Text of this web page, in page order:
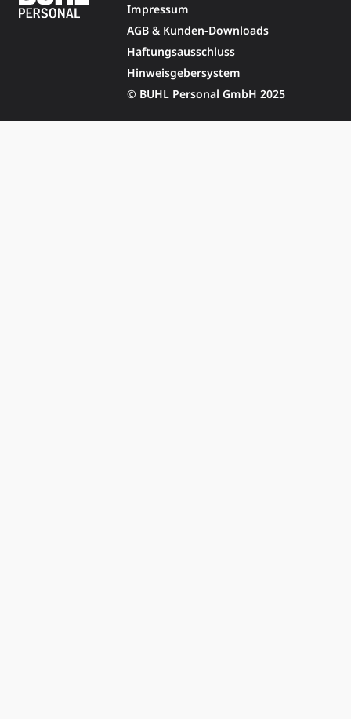
Impressum
AGB & Kunden-Downloads
Haftungsausschluss
Hinweisgebersystem
© BUHL Personal GmbH 2025